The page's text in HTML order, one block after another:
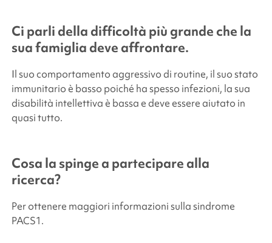
Ci parli della difficoltà più grande che la
sua famiglia deve affrontare.
Il suo comportamento aggressivo di routine, il suo stato
immunitario è basso poiché ha spesso infezioni, la sua
disabilità intellettiva è bassa e deve essere aiutato in
quasi tutto.
Cosa la spinge a partecipare alla
ricerca?
Per ottenere maggiori informazioni sulla sindrome
PACS1.